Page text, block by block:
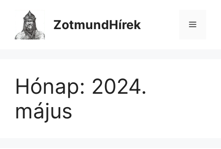
tartalomba
ZotmundHírek Menü
Hónap: 2024.
május